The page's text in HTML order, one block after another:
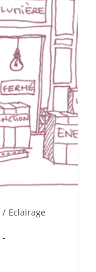
/ Eclairage